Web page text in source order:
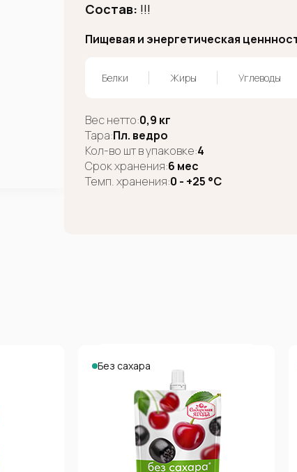
Состав: !!!
Пищевая и энергетическая
Белки Жиры Углеводы
Вес нетто:0,9 кг
Тара:Пл. ведро
Кол-во шт в упаковке:4
Срок хранения:6 мес
Темп. хранения:0 - +25 °C
Без сахара